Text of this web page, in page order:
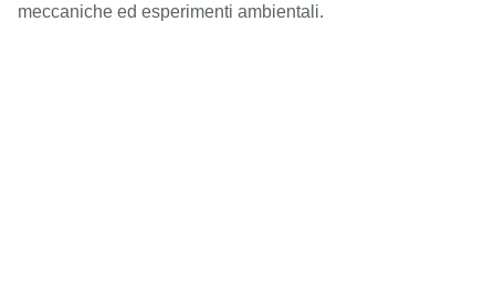
meccaniche ed esperimenti ambientali.